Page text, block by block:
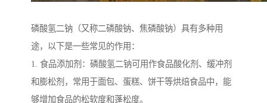
磷酸氢二钠（又称二磷酸钠、焦磷酸钠）具有多种用
途，以下是一些常见的作用：
1. 食品添加剂：磷酸氢二钠可用作食品酸化剂、缓冲剂
和膨松剂，常用于面包、蛋糕、饼干等烘焙食品中，能
够增加食品的松软度和蓬松度。